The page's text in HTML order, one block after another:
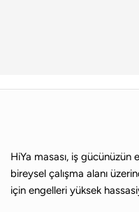
HiYa masası, iş
bireysel çalışma alanı
için engelleri yüksek